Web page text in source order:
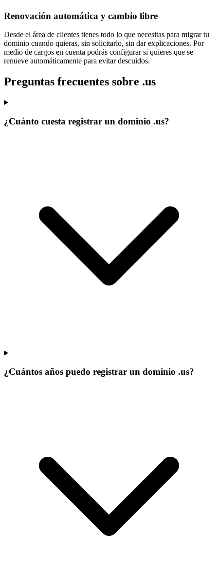
Renovación automática y cambio libre
Desde el área de clientes tienes todo lo que necesitas para migrar tu
dominio cuando quieras, sin solicitarlo, sin dar explicaciones. Por
medio de cargos en cuenta podrás configurar si quieres que se
renueve automáticamente para evitar descuidos.
Preguntas frecuentes sobre .us
¿Cuánto cuesta registrar un dominio .us?
¿Cuántos años puedo registrar un dominio .us?